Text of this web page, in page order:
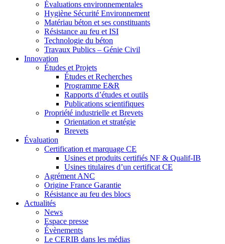
Évaluations environnementales
Hygiène Sécurité Environnement
Matériau béton et ses constituants
Résistance au feu et ISI
Technologie du béton
Travaux Publics – Génie Civil
Innovation
Études et Projets
Études et Recherches
Programme E&R
Rapports d’études et outils
Publications scientifiques
Propriété industrielle et Brevets
Orientation et stratégie
Brevets
Évaluation
Certification et marquage CE
Usines et produits certifiés NF & Qualif-IB
Usines titulaires d’un certificat CE
Agrément ANC
Origine France Garantie
Résistance au feu des blocs
Actualités
News
Espace presse
Évènements
Le CERIB dans les médias